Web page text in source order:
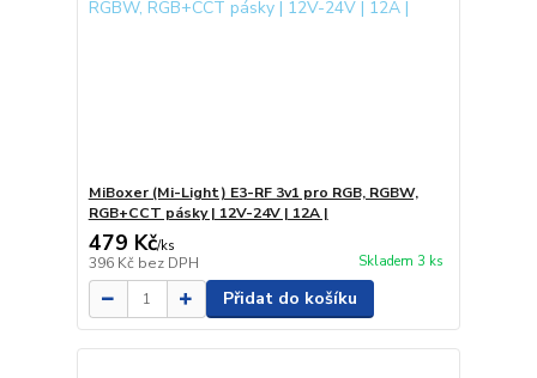
MiBoxer (Mi-Light) E3-RF 3v1 pro RGB, RGBW,
RGB+CCT pásky | 12V-24V | 12A |
479 Kč/ks
396 Kč bez DPH Skladem 3 ks
Přidat do košíku